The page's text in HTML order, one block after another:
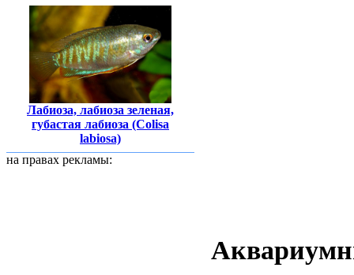
Лабиоза, лабиоза зеленая,
губастая лабиоза (Colisa
labiosa)
на правах рекламы: